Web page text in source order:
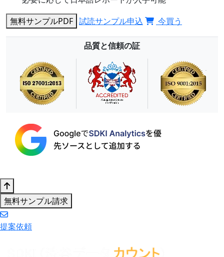
無料サンプルPDF 試読サンプル申込 今買う
品質と信頼の証
無料サンプル請求
提案依頼